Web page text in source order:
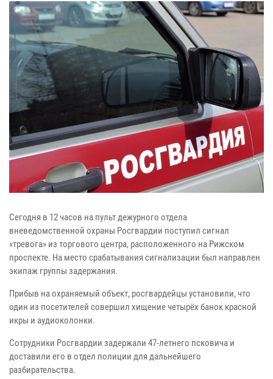
Сегодня в 12 часов на пульт дежурного отдела
вневедомственной охраны Росгвардии поступил сигнал
«тревога» из торгового центра, расположенного на Рижском
проспекте. На место срабатывания сигнализации был направлен
экипаж группы задержания.
Прибыв на охраняемый объект, росгвардейцы установили, что
один из посетителей совершил хищение четырёх банок красной
икры и аудиоколонки.
Сотрудники Росгвардии задержали 47-летнего псковича и
доставили его в отдел полиции для дальнейшего
разбирательства.